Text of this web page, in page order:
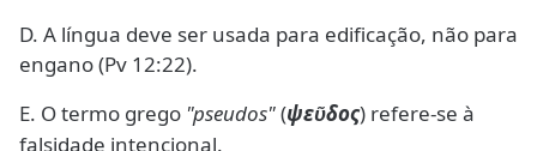
D. A língua deve ser usada para edificação, não para
engano (Pv 12:22).
E. O termo grego "pseudos"(ψεῦδος) refere-se à
falsidade intencional.